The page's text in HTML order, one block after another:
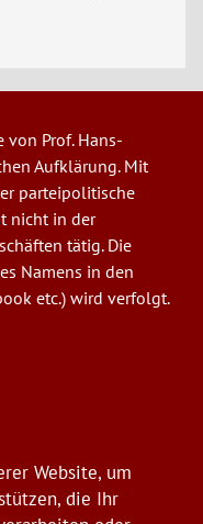
von Prof. Hans-
Aufklärung. Mit
parteipolitische
nicht in der
tätig. Die
Namens in den
etc.) wird verfolgt.
Website, um
die Ihr